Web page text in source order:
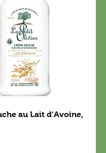
au Lait d’Avoine,